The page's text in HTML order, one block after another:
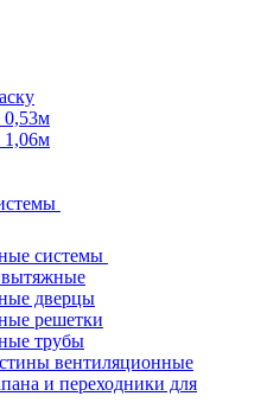
системы
дверцы
решетки
трубы
вентиляционные
и переходники для